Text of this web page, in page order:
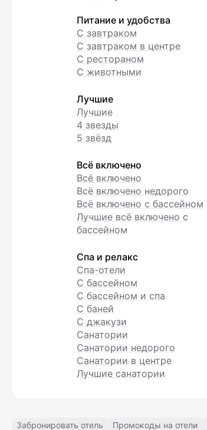
Питание и удобства
С завтраком
С завтраком в центре
С рестораном
С животными
Лучшие
Лучшие
4 звезды
5 звёзд
Всё включено
Всё включено
Всё включено недорого
Всё включено с бассейном
Лучшие всё включено с
бассейном
Спа и релакс
Спа-отели
С бассейном
С бассейном и спа
С баней
С джакузи
Санатории
Санатории недорого
Санатории в центре
Лучшие санатории
Забронировать отель Промокоды на отели